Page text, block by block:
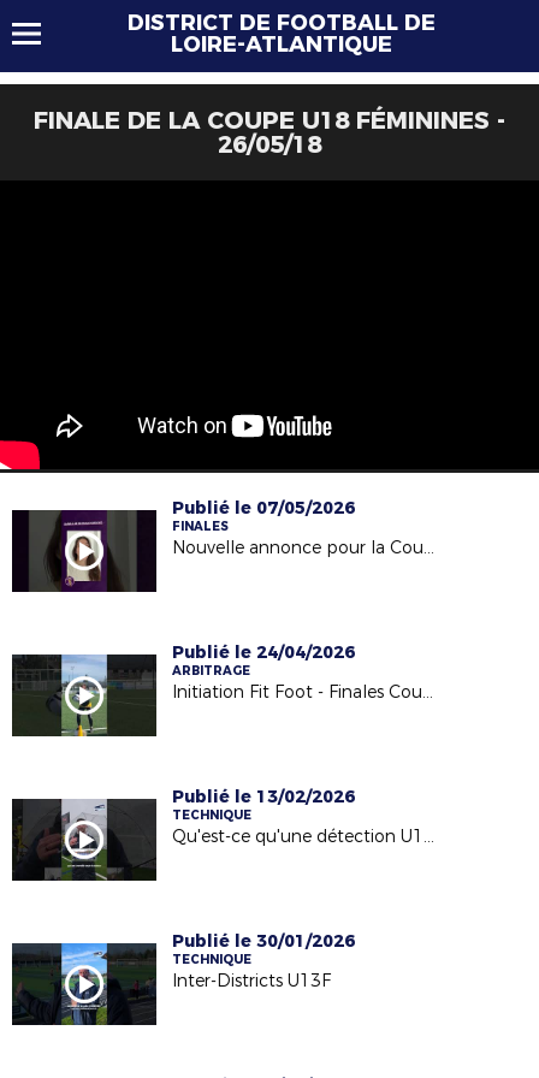
DISTRICT DE FOOTBALL DE
LOIRE-ATLANTIQUE
FINALE DE LA COUPE U18 FÉMININES -
26/05/18
Publié le 07/05/2026
FINALES
Nouvelle annonce pour la Coupe Seniors Féminines !
Publié le 24/04/2026
ARBITRAGE
Initiation Fit Foot - Finales Coupe Foot5 Jeunes (samedi 18 avril 2026)
Publié le 13/02/2026
TECHNIQUE
Qu'est-ce qu'une détection U13M ?
Publié le 30/01/2026
TECHNIQUE
Inter-Districts U13F